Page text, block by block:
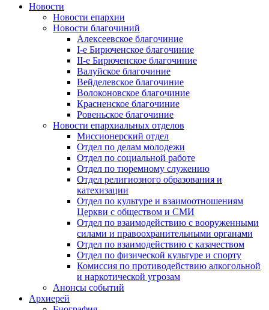
Новости
Новости епархии
Новости благочиний
Алексеевское благочиние
I-е Бирюченское благочиние
II-е Бирюченское благочиние
Валуйское благочиние
Вейделевское благочиние
Волоконовское благочиние
Красненское благочиние
Ровеньское благочиние
Новости епархиальных отделов
Миссионерский отдел
Отдел по делам молодежи
Отдел по социальной работе
Отдел по тюремному служению
Отдел религиозного образования и
катехизации
Отдел по культуре и взаимоотношениям
Церкви с обществом и СМИ
Отдел по взаимодействию с вооруженными
силами и правоохранительными органами
Отдел по взаимодействию с казачеством
Отдел по физической культуре и спорту
Комиссия по противодействию алкогольной
и наркотической угрозам
Анонсы событий
Архиерей